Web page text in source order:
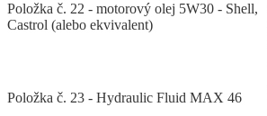
Položka č. 22 - motorový olej 5W30 - Shell,
Castrol (alebo ekvivalent)
Položka č. 23 - Hydraulic Fluid MAX 46